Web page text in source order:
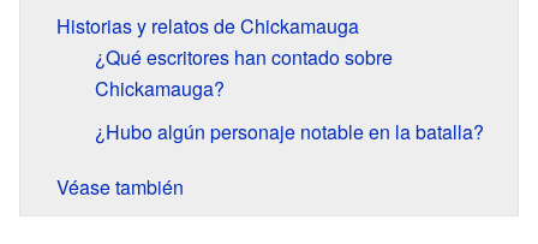
Historias y relatos de Chickamauga
¿Qué escritores han contado sobre
Chickamauga?
¿Hubo algún personaje notable en la batalla?
Véase también